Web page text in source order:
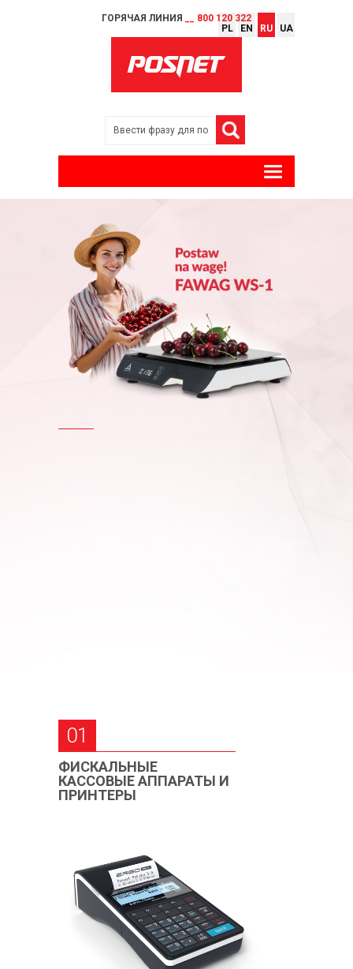
ГОРЯЧАЯ ЛИНИЯ __ 800 120 322
PL
EN RU UA
01
ФИСКАЛЬНЫЕ
КАССОВЫЕ АППАРАТЫ И
ПРИНТЕРЫ